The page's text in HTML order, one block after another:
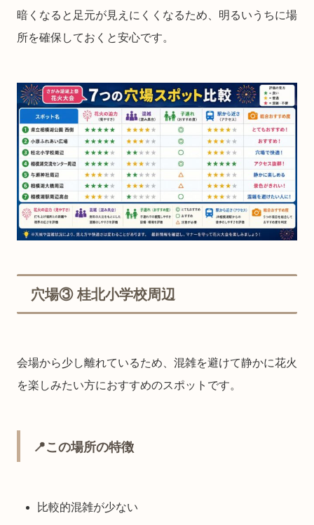
暗くなると足元が見えにくくなるため、明るいうちに場
所を確保しておくと安心です。
穴場③ 桂北小学校周辺
会場から少し離れているため、混雑を避けて静かに花火
を楽しみたい方におすすめのスポットです。
📍この場所の特徴
比較的混雑が少ない